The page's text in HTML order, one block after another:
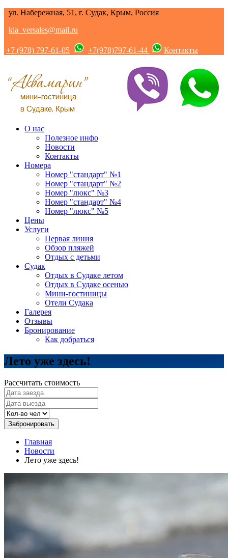
ул. Набережная, 51, г. Судак, Крым, Россия
kia_versales@mail.ru
+7 (978) 797-61-05 +7(978)797-61-44 Контакты
О нас
Полезное инфо
Новости
Контакты
Номера
Номер "стандарт" №1
Номер "стандарт" №2
Номер "люкс" №3
Номер "стандарт" №4
Номер "люкс" №5
Цены
Услуги
Первая линия
Обзор пляжей
Отдых с детьми
Судак
Отдых в Судаке летом
Отдых в Судаке осенью
Мини-гостиницы
Отели Судака
Галерея
Отзывы
Бронирование
Как добраться
Лето уже здесь!
Рассчитать стоимость
Забронировать
Главная
Новости
Лето уже здесь!